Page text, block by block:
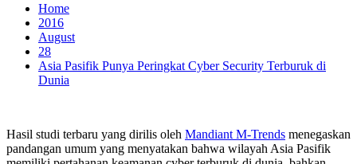
Home
2016
August
28
Asia Pasifik Punya Peringkat Cyber Security Terburuk di
Dunia
Hasil studi terbaru yang dirilis oleh Mandiant M-Trends menegaskan
pandangan umum yang menyatakan bahwa wilayah Asia Pasifik